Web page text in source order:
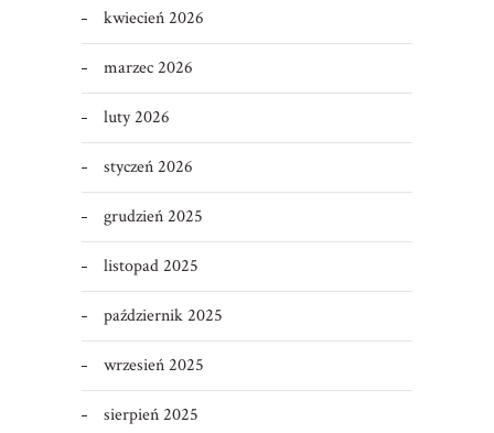
kwiecień 2026
marzec 2026
luty 2026
styczeń 2026
grudzień 2025
listopad 2025
październik 2025
wrzesień 2025
sierpień 2025